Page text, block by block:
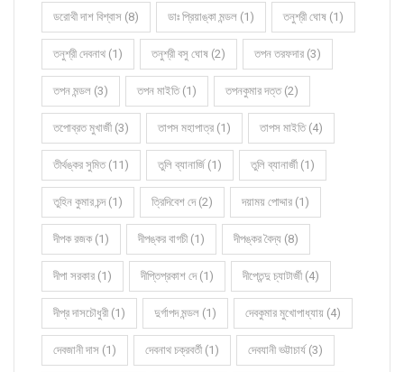
ডরোথী দাশ বিশ্বাস (8) ডাঃ প্রিয়াঙ্কা মন্ডল (1) তনুশ্রী ঘোষ (1)
তনুশ্রী দেবনাথ (1) তনুশ্রী বসু ঘোষ (2) তপন তরফদার (3)
তপন মন্ডল (3) তপন মাইতি (1) তপনকুমার দত্ত (2)
তপোব্রত মুখার্জী (3) তাপস মহাপাত্র (1) তাপস মাইতি (4)
তীর্থঙ্কর সুমিত (11) তুলি ব্যানার্জি (1) তুলি ব্যানার্জী (1)
তুহিন কুমার চন্দ (1) ত্রিদিবেশ দে (2) দয়াময় পোদ্দার (1)
দীপক রজক (1) দীপঙ্কর বাগচী (1) দীপঙ্কর বৈদ্য (8)
দীপা সরকার (1) দীপ্তিপ্রকাশ দে (1) দীপ্তেন্দু চ্যাটার্জী (4)
দীপ্র দাসচৌধুরী (1) দুর্গাপদ মন্ডল (1) দেবকুমার মুখোপাধ্যায় (4)
দেবজানী দাস (1) দেবনাথ চক্রবর্তী (1) দেবযানী ভট্টাচার্য (3)